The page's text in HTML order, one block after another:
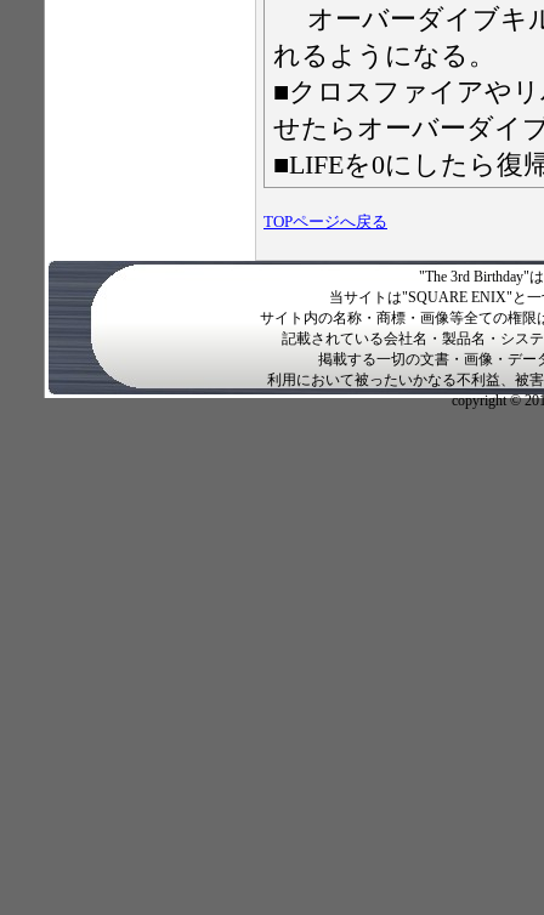
オーバーダイブキ
れるようになる。
■クロスファイアや
せたらオーバーダイ
■LIFEを0にしたら復
TOPページへ戻る
"The 3rd Birthday"
当サイトは"SQUARE ENIX"と
サイト内の名称・商標・画像等全ての権
記載されている会社名・製品名・シス
掲載する一切の文書・画像・デ
利用において被ったいかなる不利益、被
copyright ©